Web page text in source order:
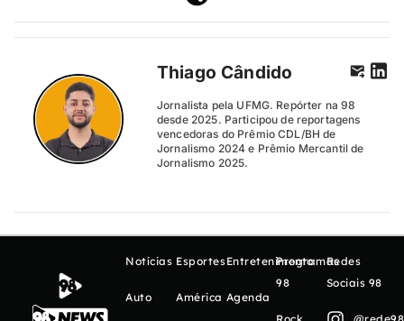
Thiago Cândido
Jornalista pela UFMG. Repórter na 98
desde 2025. Participou de reportagens
vencedoras do Prêmio CDL/BH de
Jornalismo 2024 e Prêmio Mercantil de
Jornalismo 2025.
Notícias
Auto
Esportes
América
Entretenimento
Agenda
Programas
98
Redes
Sociais 98